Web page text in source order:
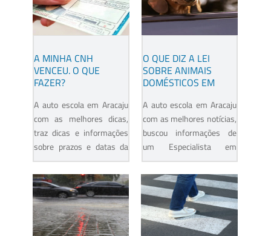
A MINHA CNH
VENCEU. O QUE
FAZER?
A auto escola em Aracaju
com as melhores dicas,
traz dicas e informações
sobre prazos e datas da
renovação da CNH –
mesmo vencida. Perdeu o
prazo para renovar sua...
O QUE DIZ A LEI
SOBRE ANIMAIS
DOMÉSTICOS EM
A auto escola em Aracaju
com as melhores notícias,
buscou informações de
um Especialista em
trânsito que detalha o que
pode ou não pode com
animais domésticos em...